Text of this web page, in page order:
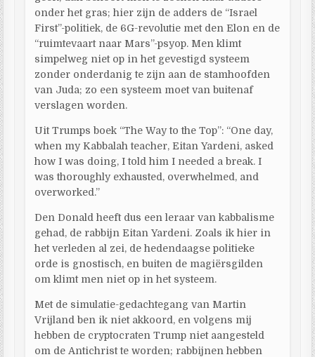
onder het gras; hier zijn de adders de “Israel
First”-politiek, de 6G-revolutie met den Elon en de
“ruimtevaart naar Mars”-psyop. Men klimt
simpelweg niet op in het gevestigd systeem
zonder onderdanig te zijn aan de stamhoofden
van Juda; zo een systeem moet van buitenaf
verslagen worden.
Uit Trumps boek “The Way to the Top”: “One day,
when my Kabbalah teacher, Eitan Yardeni, asked
how I was doing, I told him I needed a break. I
was thoroughly exhausted, overwhelmed, and
overworked.”
Den Donald heeft dus een leraar van kabbalisme
gehad, de rabbijn Eitan Yardeni. Zoals ik hier in
het verleden al zei, de hedendaagse politieke
orde is gnostisch, en buiten de magiërsgilden
om klimt men niet op in het systeem.
Met de simulatie-gedachtegang van Martin
Vrijland ben ik niet akkoord, en volgens mij
hebben de cryptocraten Trump niet aangesteld
om de Antichrist te worden; rabbijnen hebben